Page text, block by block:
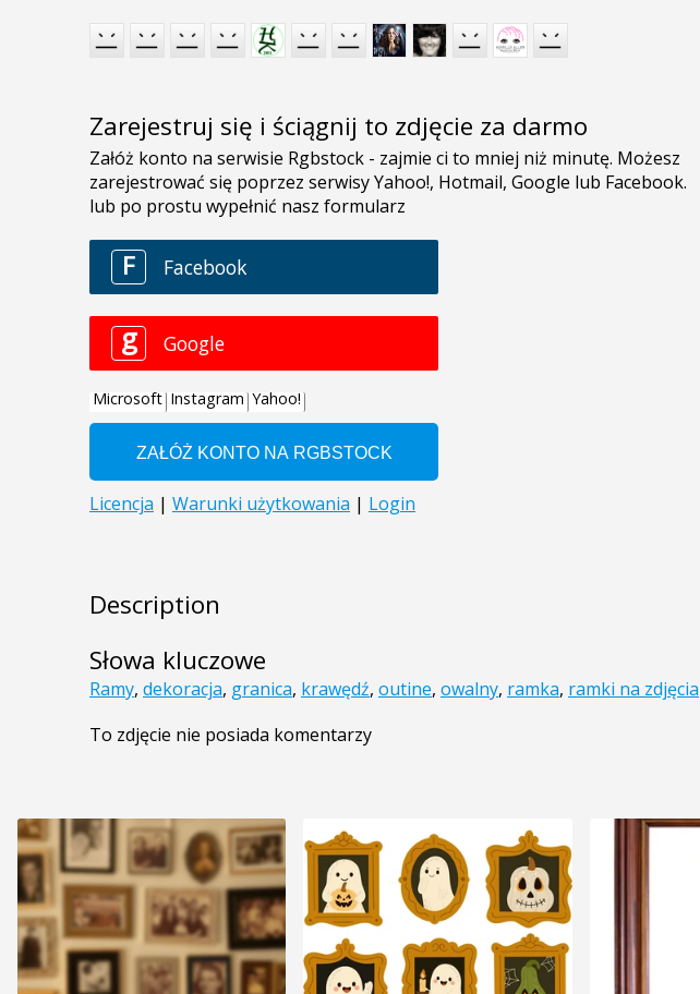
Zarejestruj się i ściągnij to zdjęcie za darmo
Description
Słowa kluczowe
Ramy, dekoracja, granica, krawędź, outine, owalny, ramka, ramki na zdjęcia
To zdjęcie nie posiada komentarzy